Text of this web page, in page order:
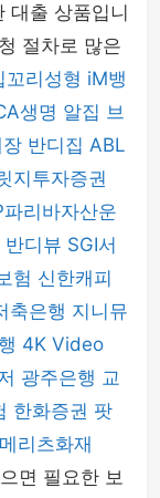
대출 상품입니
절차로 많은
꼬리성형 iM뱅
생명 알집 브
반디집 ABL
지투자증권
리바자산운
반디뷰 SGI서
험 신한캐피
축은행 지니뮤
4K Video
광주은행 교
한화증권 팟
메리츠화재
면 필요한 보